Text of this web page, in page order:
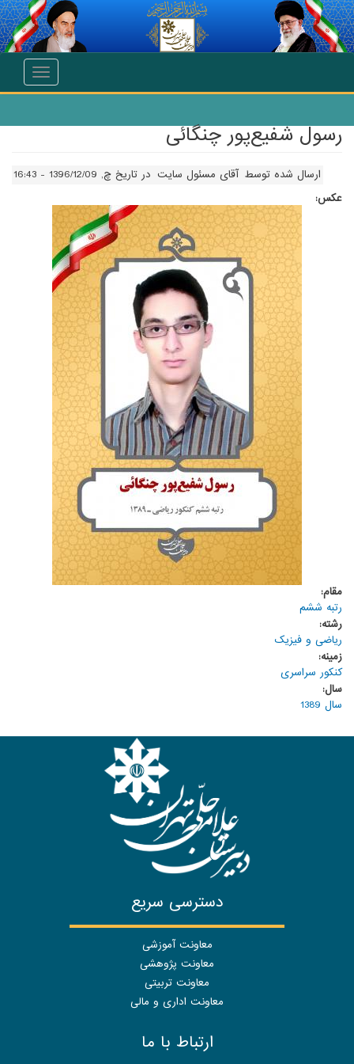
انتقال به محتوای اصلی
Toggle
رسول شفیع‌پور چنگائی
ارسال شده توسط آقای مسئول سایت در تاریخ چ, 1396/12/09 - 16:43
عکس:
مقام:
رتبه ششم
رشته:
ریاضی و فیزیک
زمینه:
کنکور سراسری
سال:
سال 1389
دسترسی سریع
معاونت آموزشی
معاونت پژوهشی
معاونت تربیتی
معاونت اداری و مالی
ارتباط با ما